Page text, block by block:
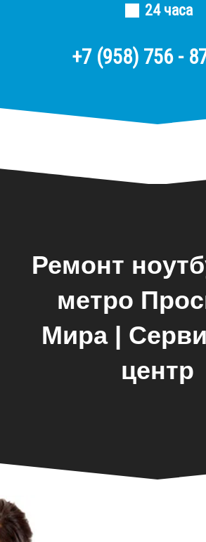
24 часа
+7 (958) 756 -
Ремонт
метро
Мира |
центр